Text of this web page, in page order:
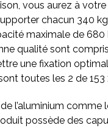
vous aurez à
chacun 340
maximale de 680
qualité sont
une fixation
toutes les 2 de 153
l’aluminium comme
possède des